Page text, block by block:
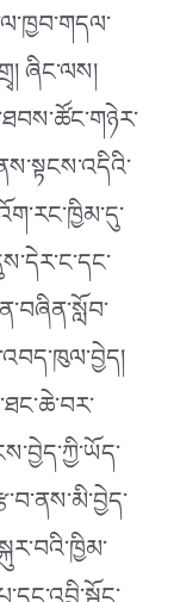
ཞིང་ལས།